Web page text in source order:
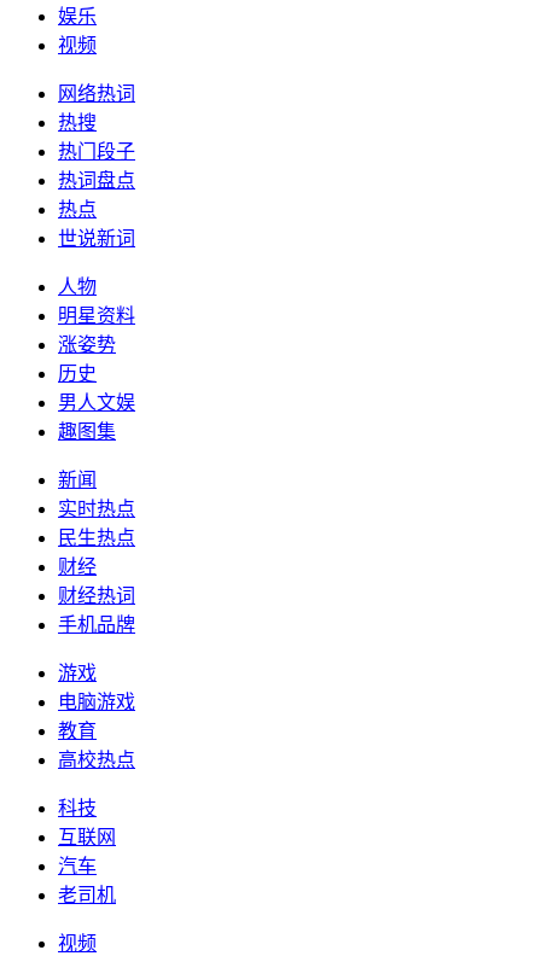
娱乐
视频
网络热词
热搜
热门段子
热词盘点
热点
世说新词
人物
明星资料
涨姿势
历史
男人文娱
趣图集
新闻
实时热点
民生热点
财经
财经热词
手机品牌
游戏
电脑游戏
教育
高校热点
科技
互联网
汽车
老司机
视频